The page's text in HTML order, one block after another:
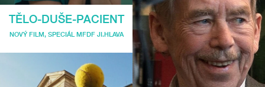
TĚLO-DUŠE-PACIENT
NOVÝ FILM, SPECIÁL MFDF JI.HLAVA